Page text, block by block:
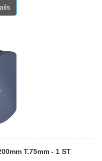
T.75mm - 1 ST